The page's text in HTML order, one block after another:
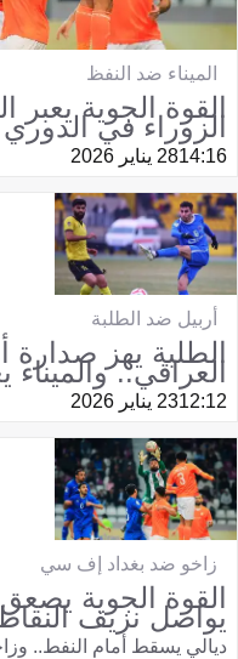
الميناء ضد النفظ
القوة الجوية
الزوراء في
14:1628 يناير 2026
أربيل ضد الطلبة
الطلبة يهز صدارة
العراقي..
12:1223 يناير 2026
زاخو ضد بغداد إف سي
القوة الجوية
يواصل نزيف
ديالي يسقط أمام النفط..